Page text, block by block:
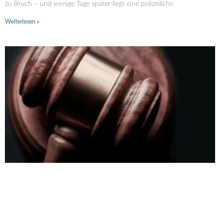
zu Bruch – und wenige Tage später liegt eine polizeiliche
Weiterlesen »